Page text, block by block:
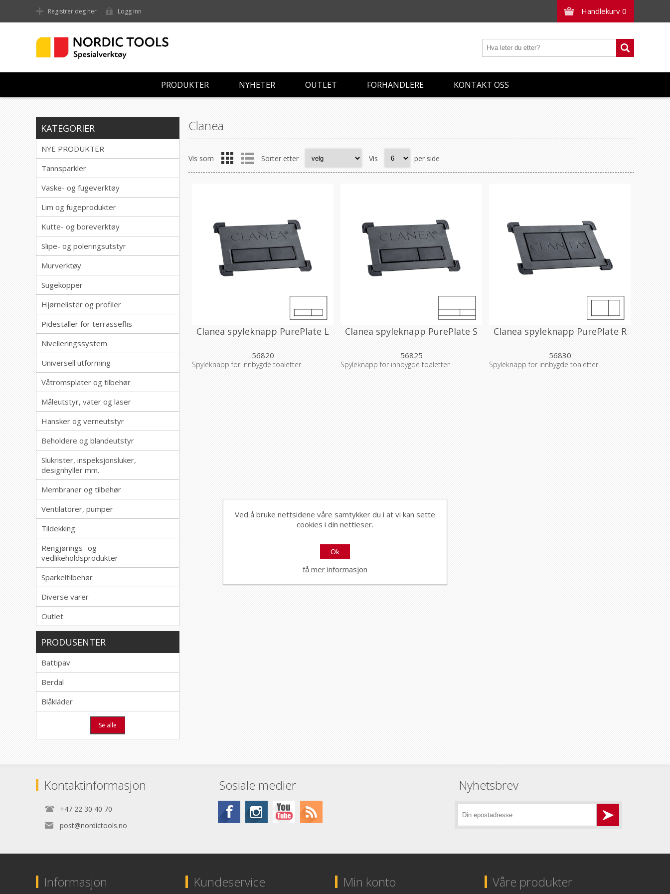
Handlekurv 0
Registrer deg her Logg inn
PRODUKTER NYHETER OUTLET FORHANDLERE KONTAKT OSS
Clanea
Vis som Sorter etter Vis per side
Clanea spyleknapp PurePlate L
56820
Spyleknapp for innbygde toaletter
Clanea spyleknapp PurePlate S
56825
Spyleknapp for innbygde toaletter
Clanea spyleknapp PurePlate R
56830
Spyleknapp for innbygde toaletter
KATEGORIER
NYE PRODUKTER
Tannsparkler
Vaske- og fugeverktøy
Lim og fugeprodukter
Kutte- og boreverktøy
Slipe- og poleringsutstyr
Murverktøy
Sugekopper
Hjørnelister og profiler
Pidestaller for terrasseflis
Nivelleringssystem
Universell utforming
Våtromsplater og tilbehør
Måleutstyr, vater og laser
Hansker og verneutstyr
Beholdere og blandeutstyr
Slukrister, inspeksjonsluker,
designhyller mm.
Membraner og tilbehør
Ventilatorer, pumper
Tildekking
Rengjørings- og
vedlikeholdsprodukter
Sparkeltilbehør
Diverse varer
Outlet
PRODUSENTER
Battipav
Berdal
Blåkläder
Se alle
Kontaktinformasjon
+47 22 30 40 70
post@nordictools.no
Sosiale medier Nyhetsbrev
Informasjon Kundeservice Min konto Våre produkter
Ved å bruke nettsidene våre samtykker du i at vi kan sette
cookies i din nettleser.
Ok
få mer informasjon